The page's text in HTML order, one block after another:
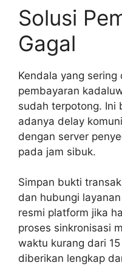
Solusi
Gagal
Kendala yang
pembayaran
sudah terpotong. Ini
adanya delay
dengan server
pada jam sibuk.
Simpan bukti
dan hubungi
resmi platform jika
proses sinkronisasi
waktu kurang dari
diberikan lengkap